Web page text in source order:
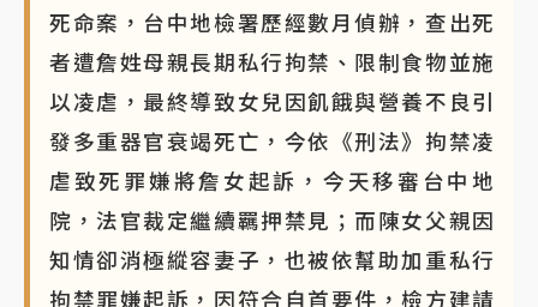
死命案，台中地檢署歷經數月偵辦，查出死
者遭詹姓母親長期私行拘禁、限制食物並施
以凌虐，最終導致女兒因飢餓與營養不良引
發多重器官衰竭死亡，今依《刑法》拘禁凌
虐致死罪嫌將詹女起訴，今天移審台中地
院，法官裁定繼續羈押禁見；而陳女父親因
知情卻消極縱容妻子，也被依幫助加重私行
拘禁罪嫌起訴，因符合自首要件，檢方建請